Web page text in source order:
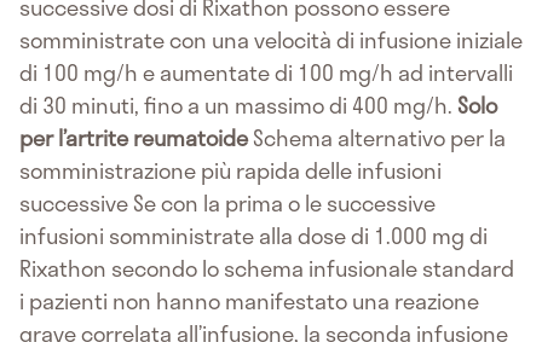
somministrate con una velocità di infusione iniziale
di 100 mg/h e aumentate di 100 mg/h ad intervalli
di 30 minuti, fino a un massimo di 400 mg/h. Solo
per l’artrite reumatoideSchema alternativo per la
somministrazione più rapida delle infusioni
successive Se con la prima o le successive
infusioni somministrate alla dose di 1.000 mg di
Rixathon secondo lo schema infusionale standard
i pazienti non hanno manifestato una reazione
grave correlata all’infusione, la seconda infusione